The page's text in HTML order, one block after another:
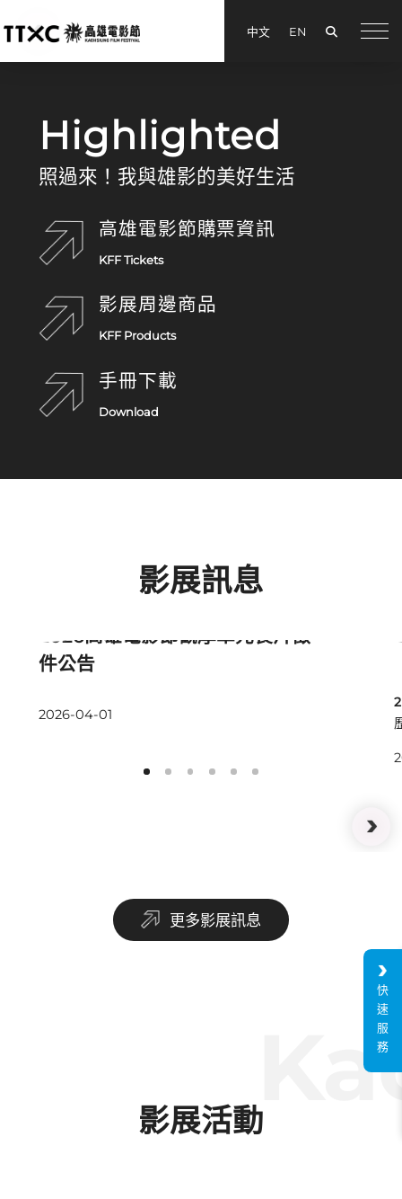
中文 EN
Highlighted
照過來！我與雄影的美好生活
高雄電影節購票資訊
KFF Tickets
影展周邊商品
KFF Products
手冊下載
Download
影展訊息
2026高雄電影節觀摩單元長片徵
件公告
2026-04-01
更多影展訊息
影展活動
快
速
服
務